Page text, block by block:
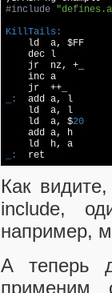
#include
KillTails:
ld  a, $FF
    dec l
    jr  nz, +_
    inc a
_:
  add a, l
    ld  a, l
    ld  a, $
20
    add a, h
_:
  ret
Как
include,
например,
А теперь
применим